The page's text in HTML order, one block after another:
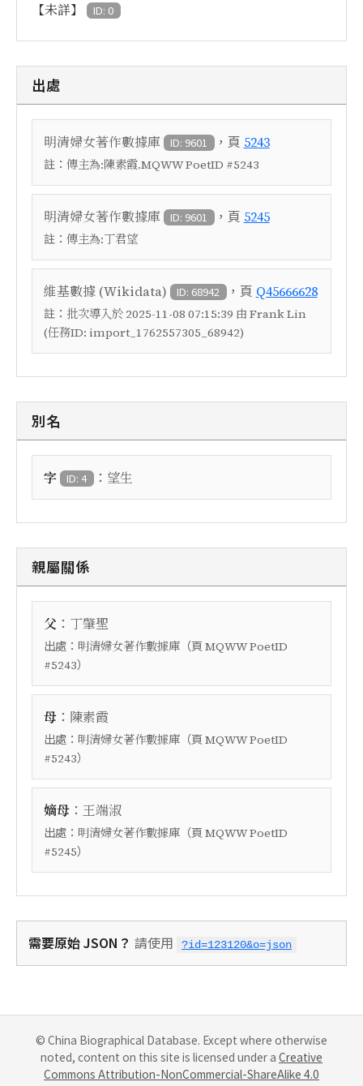
【未詳】 ID: 0
出處
明清婦女著作數據庫 ID: 9601 ，頁 5243
註： 傳主為:陳素霞.MQWW PoetID #5243
明清婦女著作數據庫 ID: 9601 ，頁 5245
註： 傳主為:丁君望
維基數據 (Wikidata) ID: 68942 ，頁 Q45666628
註： 批次導入於 2025-11-08 07:15:39 由 Frank Lin
(任務ID: import_1762557305_68942)
別名
字 ID: 4 ： 望生
親屬關係
父 ： 丁肇聖
出處： 明清婦女著作數據庫 （頁 MQWW PoetID
#5243）
母 ： 陳素霞
出處： 明清婦女著作數據庫 （頁 MQWW PoetID
#5243）
嫡母 ： 王端淑
出處： 明清婦女著作數據庫 （頁 MQWW PoetID
#5245）
需要原始 JSON？ 請使用 ?id=123120&o=json
© China Biographical Database. Except where otherwise
noted, content on this site is licensed under a Creative
Commons Attribution-NonCommercial-ShareAlike 4.0